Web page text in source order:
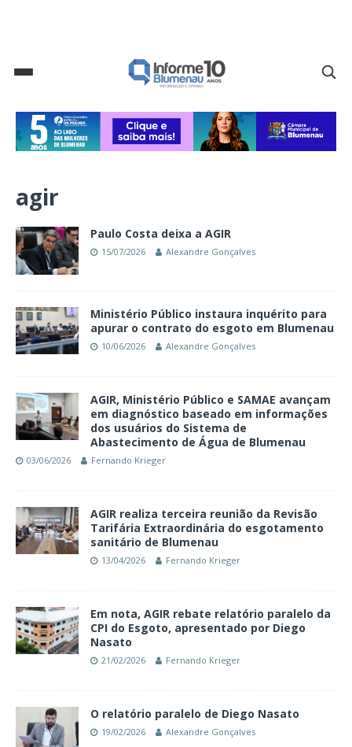
agir
Paulo Costa deixa a AGIR
15/07/2026 Alexandre Gonçalves
Ministério Público instaura inquérito para
apurar o contrato do esgoto em Blumenau
10/06/2026 Alexandre Gonçalves
AGIR, Ministério Público e SAMAE avançam
em diagnóstico baseado em informações
dos usuários do Sistema de
Abastecimento de Água de Blumenau
03/06/2026 Fernando Krieger
AGIR realiza terceira reunião da Revisão
Tarifária Extraordinária do esgotamento
sanitário de Blumenau
13/04/2026 Fernando Krieger
Em nota, AGIR rebate relatório paralelo da
CPI do Esgoto, apresentado por Diego
Nasato
21/02/2026 Fernando Krieger
O relatório paralelo de Diego Nasato
19/02/2026 Alexandre Gonçalves